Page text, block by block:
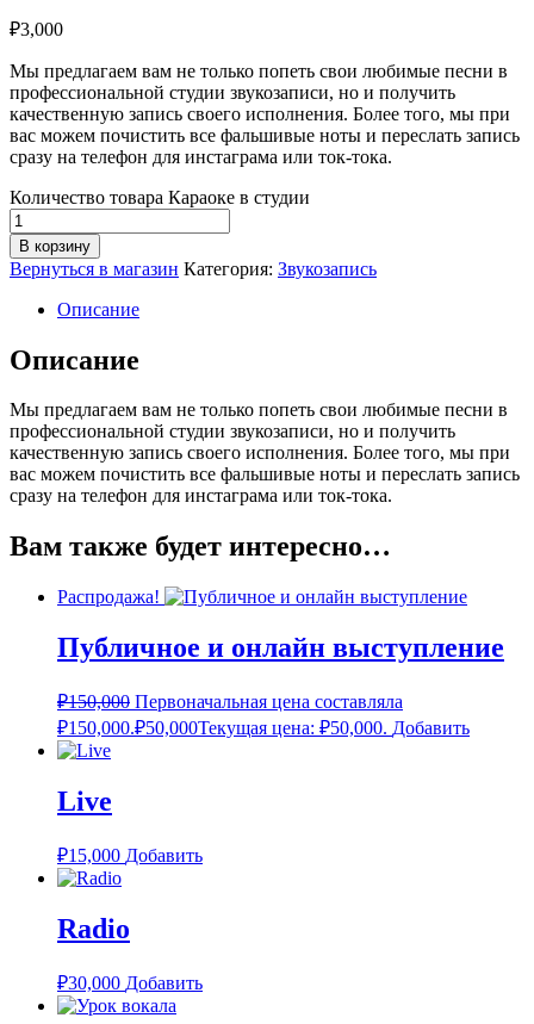
₽3,000
Мы предлагаем вам не только попеть свои любимые песни в
профессиональной студии звукозаписи, но и получить
качественную запись своего исполнения. Более того, мы при
вас можем почистить все фальшивые ноты и переслать запись
сразу на телефон для инстаграма или ток-тока.
Количество товара Караоке в студии
В корзину
Вернуться в магазин Категория: Звукозапись
Описание
Описание
Мы предлагаем вам не только попеть свои любимые песни в
профессиональной студии звукозаписи, но и получить
качественную запись своего исполнения. Более того, мы при
вас можем почистить все фальшивые ноты и переслать запись
сразу на телефон для инстаграма или ток-тока.
Вам также будет интересно…
Распродажа!
Публичное и онлайн выступление
₽150,000 Первоначальная цена составляла
₽150,000.₽50,000Текущая цена: ₽50,000. Добавить
Live
₽15,000 Добавить
Radio
₽30,000 Добавить